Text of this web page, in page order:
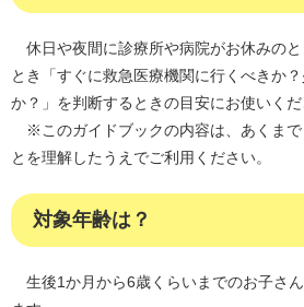
休日や夜間に診療所や病院がお休みの
とき「すぐに救急医療機関に行くべきか
か？」を判断するときの目安にお使いくだ
※このガイドブックの内容は、あくまで
とを理解したうえでご利用ください。
対象年齢は？
生後1か月から6歳くらいまでのお子さ